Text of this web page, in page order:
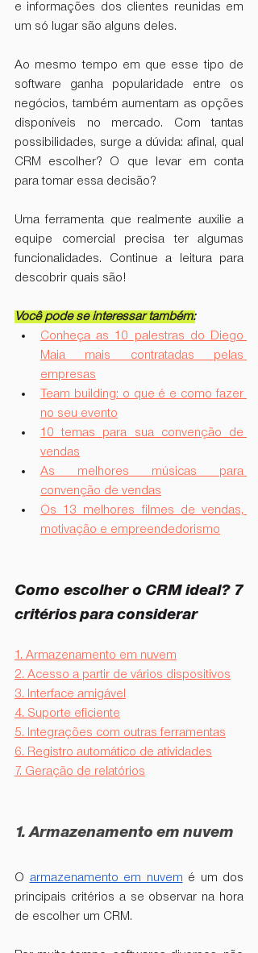
e informações dos clientes reunidas em
um só lugar são alguns deles.
Ao mesmo tempo em que esse tipo de
software ganha popularidade entre os
negócios, também aumentam as opções
disponíveis no mercado. Com tantas
possibilidades, surge a dúvida: afinal, qual
CRM escolher? O que levar em conta
para tomar essa decisão?
Uma ferramenta que realmente auxilie a
equipe comercial precisa ter algumas
funcionalidades. Continue a leitura para
descobrir quais são!
Você pode se interessar também:
Conheça as 10 palestras do Diego
Maia mais contratadas pelas
empresas
Team building: o que é e como fazer
no seu evento
10 temas para sua convenção de
vendas
As melhores músicas para
convenção de vendas
Os 13 melhores filmes de vendas,
motivação e empreendedorismo
Como escolher o CRM ideal? 7
critérios para considerar
1. Armazenamento em nuvem
2. Acesso a partir de vários dispositivos
3. Interface amigável
4. Suporte eficiente
5. Integrações com outras ferramentas
6. Registro automático de atividades
7. Geração de relatórios
1. Armazenamento em nuvem
O armazenamento em nuvem é um dos
principais critérios a se observar na hora
de escolher um CRM.